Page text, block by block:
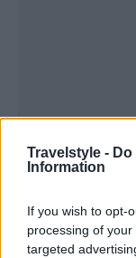
Travelstyle -
Information
If you wish to opt-
processing of
targeted
1 κούπα